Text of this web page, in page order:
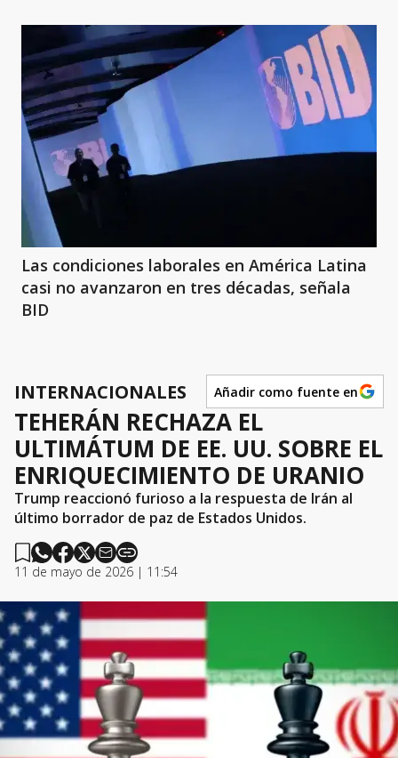
Las condiciones laborales en América Latina
casi no avanzaron en tres décadas, señala
BID
INTERNACIONALES Añadir como fuente en
TEHERÁN RECHAZA EL
ULTIMÁTUM DE EE. UU. SOBRE EL
ENRIQUECIMIENTO DE URANIO
Trump reaccionó furioso a la respuesta de Irán al
último borrador de paz de Estados Unidos.
11 de mayo de 2026 | 11:54